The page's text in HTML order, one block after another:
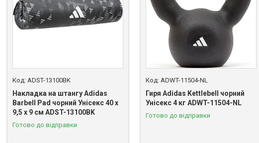
ADST-13100BK
Накладка на штангу Adidas
Barbell Pad чорний Унісекс 40 x
9,5 x 9 см ADST-13100BK
Готово до відправки
ADWT-11504-NL
Гиря Adidas Kettlebell чорний
Унісекс 4 кг ADWT-11504-NL
Готово до відправки